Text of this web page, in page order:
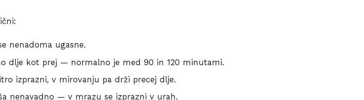
nenadoma ugasne.
dlje kot prej — normalno je med 90 in 120 minutami.
izprazni, v mirovanju pa drži precej dlje.
nenavadno — v mrazu se izprazni v urah.